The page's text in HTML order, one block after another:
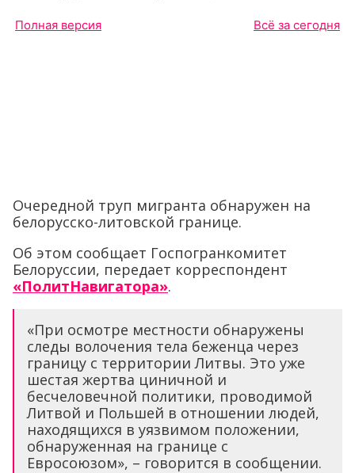
Полная версия Всё за сегодня
Очередной труп мигранта обнаружен на
белорусско-литовской границе.
Об этом сообщает Госпогранкомитет
Белоруссии, передает корреспондент
«ПолитНавигатора».
«При осмотре местности обнаружены
следы волочения тела беженца через
границу с территории Литвы. Это уже
шестая жертва циничной и
бесчеловечной политики, проводимой
Литвой и Польшей в отношении людей,
находящихся в уязвимом положении,
обнаруженная на границе с
Евросоюзом», – говорится в сообщении.